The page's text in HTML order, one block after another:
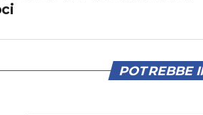
POTREBBE